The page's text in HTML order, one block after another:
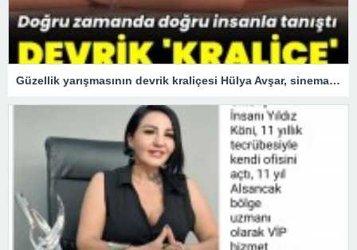
Güzellik yarışmasının devrik kraliçesi Hülya Avşar, sinemanın kraliçesi oldu.